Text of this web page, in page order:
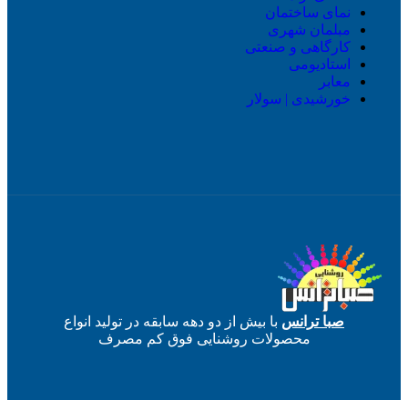
نمای ساختمان
مبلمان شهری
کارگاهی و صنعتی
استادیومی
معابر
خورشیدی | سولار
صبا ترانس با بیش از دو دهه سابقه در تولید انواع
محصولات روشنایی فوق کم مصرف